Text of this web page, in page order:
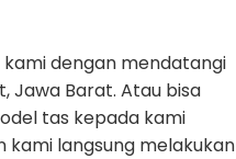
dengan mendatangi
Jawa Barat. Atau bisa
tas kepada kami
kami langsung melakukan